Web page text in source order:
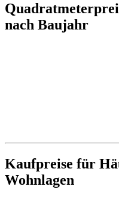
nach Baujahr
Kaufpreise für
Wohnlagen